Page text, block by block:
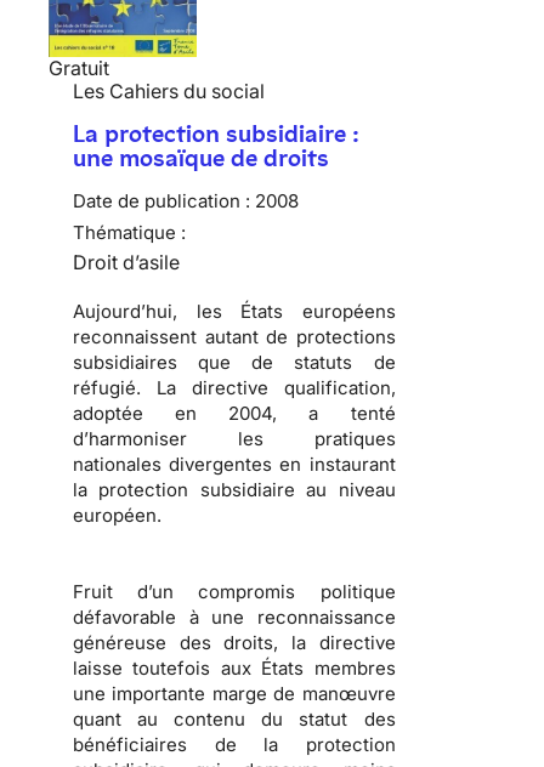
Gratuit
Les Cahiers du social
La protection subsidiaire :
une mosaïque de droits
Date de publication : 2008
Thématique :
Droit d’asile
Aujourd’hui, les États européens
reconnaissent autant de protections
subsidiaires que de statuts de
réfugié. La directive qualification,
adoptée en 2004, a tenté
d’harmoniser les pratiques
nationales divergentes en instaurant
la protection subsidiaire au niveau
européen.
Fruit d’un compromis politique
défavorable à une reconnaissance
généreuse des droits, la directive
laisse toutefois aux États membres
une importante marge de manœuvre
quant au contenu du statut des
bénéficiaires de la protection